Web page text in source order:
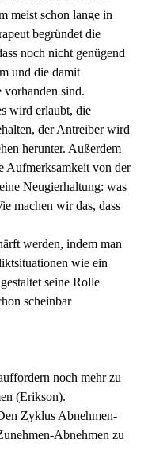
meist schon lange in
begründet die
noch nicht genügend
und die damit
vorhanden sind.
wird erlaubt, die
der Antreiber wird
herunter. Außerdem
Aufmerksamkeit von der
Neugierhaltung: was
machen wir das, dass
werden, indem man
wie ein
seine Rolle
scheinbar
noch mehr zu
(Erikson).
Zyklus Abnehmen-
Abnehmen zu